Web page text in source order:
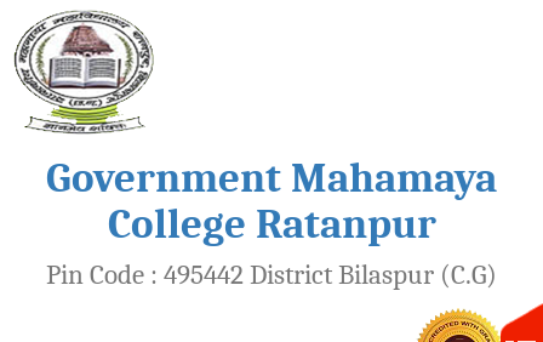
Government Mahamaya
College Ratanpur
Pin Code : 495442 District Bilaspur (C.G)